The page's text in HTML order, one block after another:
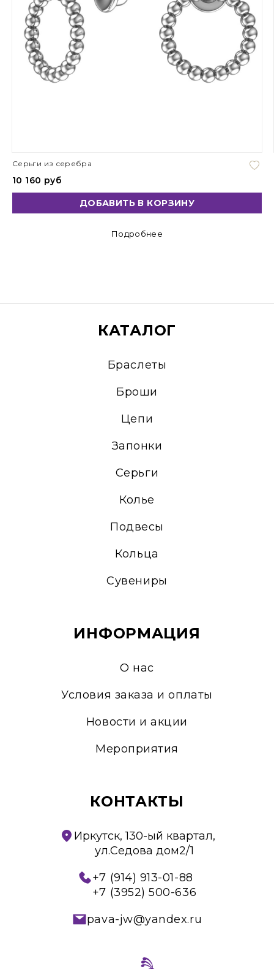
Серьги из серебра
10 160 руб
ДОБАВИТЬ В КОРЗИНУ
Подробнее
КАТАЛОГ
Браслеты
Броши
Цепи
Запонки
Серьги
Колье
Подвесы
Кольца
Сувениры
ИНФОРМАЦИЯ
О нас
Условия заказа и оплаты
Новости и акции
Мероприятия
КОНТАКТЫ
Иркутск, 130-ый квартал,
ул.Седова дом2/1
+7 (914) 913-01-88
+7 (3952) 500-636
pava-jw@yandex.ru